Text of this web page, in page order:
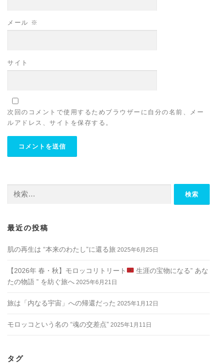
メール ※
サイト
次回のコメントで使用するためブラウザーに自分の名前、メー
ルアドレス、サイトを保存する。
最近の投稿
肌の再生は “本来のわたし”に還る旅 2025年6月25日
【2026年 春・秋】モロッコリトリート
生涯の宝物になる” あな
たの物語 ” を紡ぐ旅へ 2025年6月21日
旅は「内なる宇宙」への帰還だった 2025年1月12日
モロッコという名の “魂の交差点” 2025年1月11日
タグ